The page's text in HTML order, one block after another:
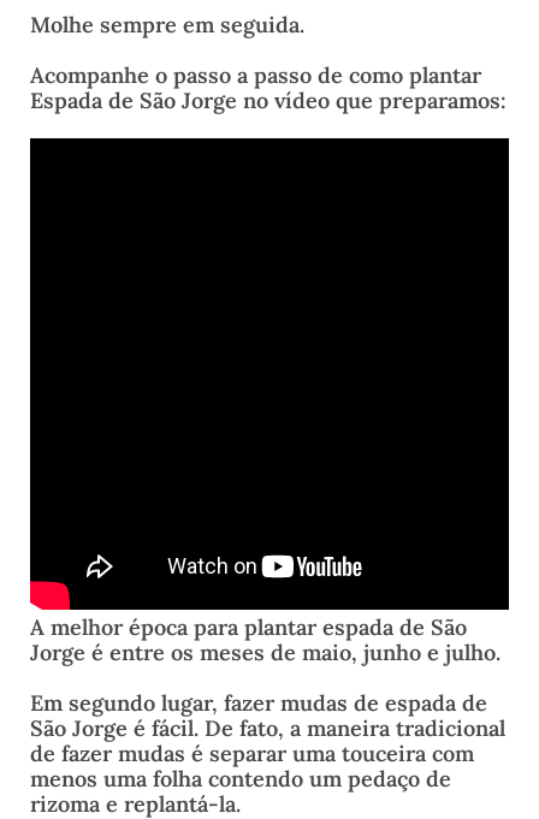
Molhe sempre em seguida.
Acompanhe o passo a passo de como plantar
Espada de São Jorge no vídeo que preparamos:
A melhor época para plantar espada de São
Jorge é entre os meses de maio, junho e julho.
Em segundo lugar, fazer mudas de espada de
São Jorge é fácil. De fato, a maneira tradicional
de fazer mudas é separar uma touceira com
menos uma folha contendo um pedaço de
rizoma e replantá-la.